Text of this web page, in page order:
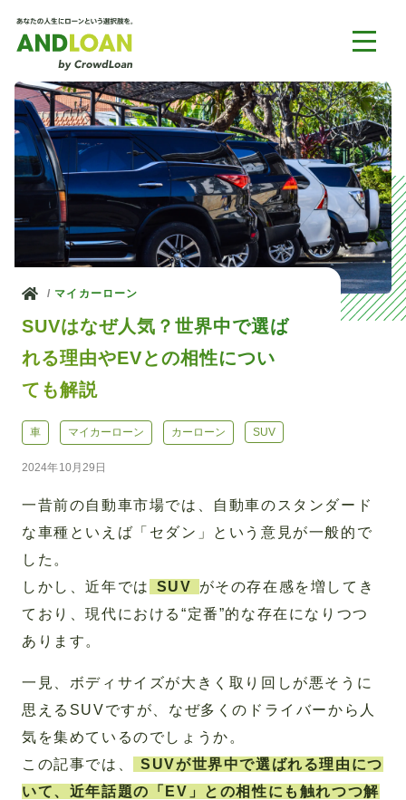
ホーム
マイカーローン
SUVはなぜ人気？世界中で選ば
れる理由やEVとの相性につい
ても解説
車 マイカーローン カーローン SUV
2024年10月29日
一昔前の自動車市場では、自動車のスタンダード
な車種といえば「セダン」という意見が一般的で
した。
しかし、近年では
SUV
がその存在感を増してき
ており、現代における“定番”的な存在になりつつ
あります。
一見、ボディサイズが大きく取り回しが悪そうに
思えるSUVですが、なぜ多くのドライバーから人
気を集めているのでしょうか。
この記事では、
SUVが世界中で選ばれる理由につ
いて、近年話題の「EV」との相性にも触れつつ解